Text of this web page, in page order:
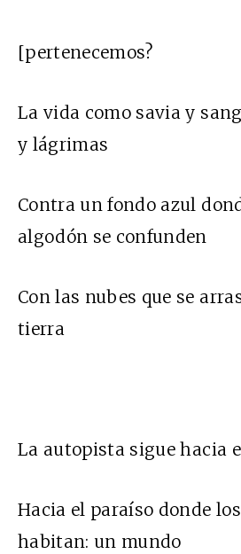
[pertenecemos?
La vida como savia y
y lágrimas
Contra un fondo azul
algodón se confunden
Con las nubes que se
tierra
La autopista sigue hacia
Hacia el paraíso donde
habitan: un mundo